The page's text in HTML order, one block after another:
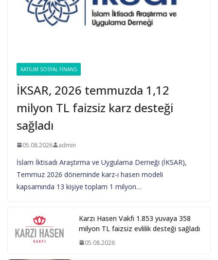
KATILIM SOSYAL FINANS
İKSAR, 2026 temmuzda 1,12
milyon TL faizsiz karz desteği
sağladı
05.08.2026 admin
İslam İktisadı Araştırma ve Uygulama Derneği (İKSAR),
Temmuz 2026 döneminde karz-ı hasen modeli
kapsamında 13 kişiye toplam 1 milyon…
Karzı Hasen Vakfı 1.853 yuvaya 358
milyon TL faizsiz evlilik desteği sağladı
05.08.2026